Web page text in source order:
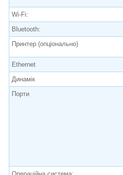
Wi-Fi:
Bluetooth:
Принтер (опціонально)
Ethernet
Динамік
Порти